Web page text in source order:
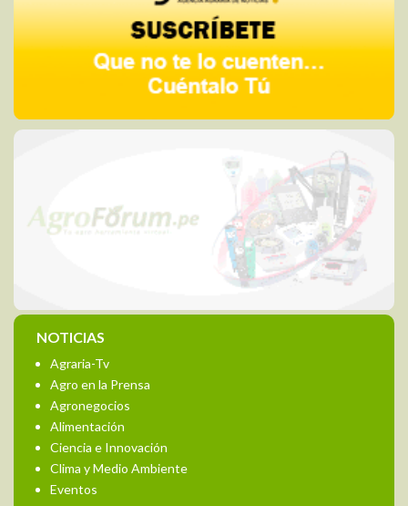
NOTICIAS
Agraria-Tv
Agro en la Prensa
Agronegocios
Alimentación
Ciencia e Innovación
Clima y Medio Ambiente
Eventos